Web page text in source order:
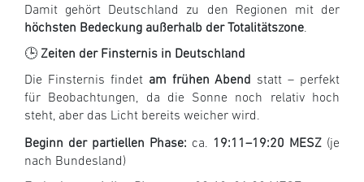
Damit gehört Deutschland zu den Regionen mit der
höchsten Bedeckung außerhalb der Totalitätszone.
🕒 Zeiten der Finsternis in Deutschland
Die Finsternis findet am frühen Abend statt – perfekt
für Beobachtungen, da die Sonne noch relativ hoch
steht, aber das Licht bereits weicher wird.
Beginn der partiellen Phase: ca. 19:11–19:20 MESZ (je
nach Bundesland)